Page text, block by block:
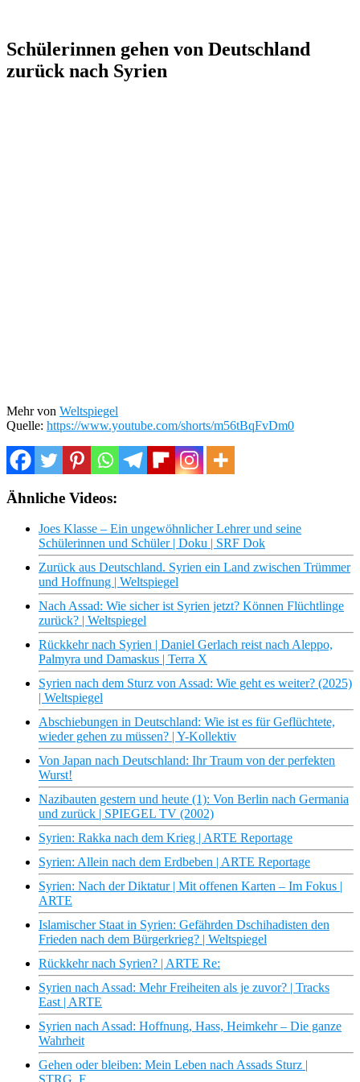
Schülerinnen gehen von Deutschland
zurück nach Syrien
Mehr von Weltspiegel
Quelle: https://www.youtube.com/shorts/m56tBqFvDm0
Ähnliche Videos:
Joes Klasse – Ein ungewöhnlicher Lehrer und seine
Schülerinnen und Schüler | Doku | SRF Dok
Zurück aus Deutschland. Syrien ein Land zwischen Trümmer
und Hoffnung | Weltspiegel
Nach Assad: Wie sicher ist Syrien jetzt? Können Flüchtlinge
zurück? | Weltspiegel
Rückkehr nach Syrien | Daniel Gerlach reist nach Aleppo,
Palmyra und Damaskus | Terra X
Syrien nach dem Sturz von Assad: Wie geht es weiter? (2025)
| Weltspiegel
Abschiebungen in Deutschland: Wie ist es für Geflüchtete,
wieder gehen zu müssen? | Y-Kollektiv
Von Japan nach Deutschland: Ihr Traum von der perfekten
Wurst!
Nazibauten gestern und heute (1): Von Berlin nach Germania
und zurück | SPIEGEL TV (2002)
Syrien: Rakka nach dem Krieg | ARTE Reportage
Syrien: Allein nach dem Erdbeben | ARTE Reportage
Syrien: Nach der Diktatur | Mit offenen Karten – Im Fokus |
ARTE
Islamischer Staat in Syrien: Gefährden Dschihadisten den
Frieden nach dem Bürgerkrieg? | Weltspiegel
Rückkehr nach Syrien? | ARTE Re:
Syrien nach Assad: Mehr Freiheiten als je zuvor? | Tracks
East | ARTE
Syrien nach Assad: Hoffnung, Hass, Heimkehr – Die ganze
Wahrheit
Gehen oder bleiben: Mein Leben nach Assads Sturz |